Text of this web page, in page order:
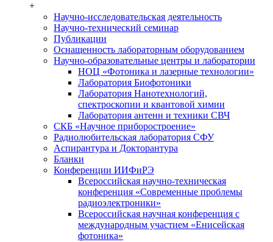
+
Научно-исследовательская деятельность
Научно-технический семинар
Публикации
Оснащенность лабораторным оборудованием
Научно-образовательные центры и лаборатории
НОЦ «Фотоника и лазерные технологии»
Лаборатория Биофотоники
Лаборатория Нанотехнологий,
спектроскопии и квантовой химии
Лаборатория антенн и техники СВЧ
СКБ «Научное приборостроение»
Радиолюбительская лаборатория СФУ
Аспирантура и Докторантура
Бланки
Конференции ИИФиРЭ
Всероссийская научно-техническая
конференция «Современные проблемы
радиоэлектроники»
Всероссийская научная конференция с
международным участием «Енисейская
фотоника»